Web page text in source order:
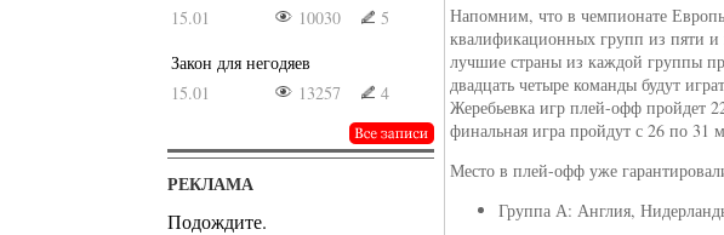
15.01
10030
5
Закон для негодяев
15.01
13257 4
РЕКЛАМА
Подождите.
Напомним, что в чемпионате
квалификационных групп из пяти
лучшие страны из каждой группы
двадцать четыре команды будут
Жеребьевка игр плей-офф пройдет
финальная игра пройдут с 26 по 31
Место в плей-офф уже
Группа А: Англия,